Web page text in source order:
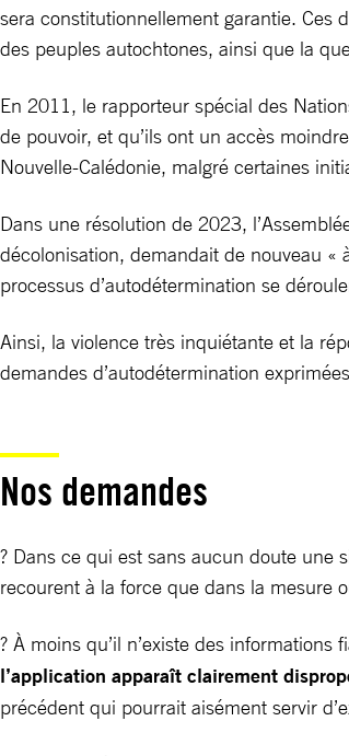
sera constitutionnellement garantie. Ces
des peuples autochtones, ainsi que la
En 2011, le rapporteur spécial des
de pouvoir, et qu’ils ont un accès
Nouvelle-Calédonie, malgré certaines
Dans une résolution de 2023,
décolonisation, demandait de nouveau «
processus d’autodétermination se
Ainsi, la violence très inquiétante et la
demandes d’autodétermination
Nos demandes
? Dans ce qui est sans aucun doute une
recourent à la force que dans la mesure
? À moins qu’il n’existe des informations
l’application apparaît clairement
précédent qui pourrait aisément servir